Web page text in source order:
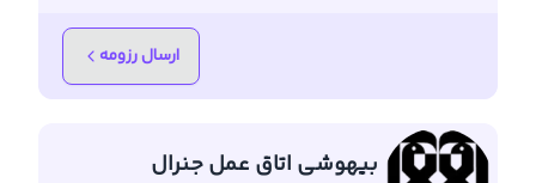
ارسال رزومه
بیهوشی اتاق عمل جنرال